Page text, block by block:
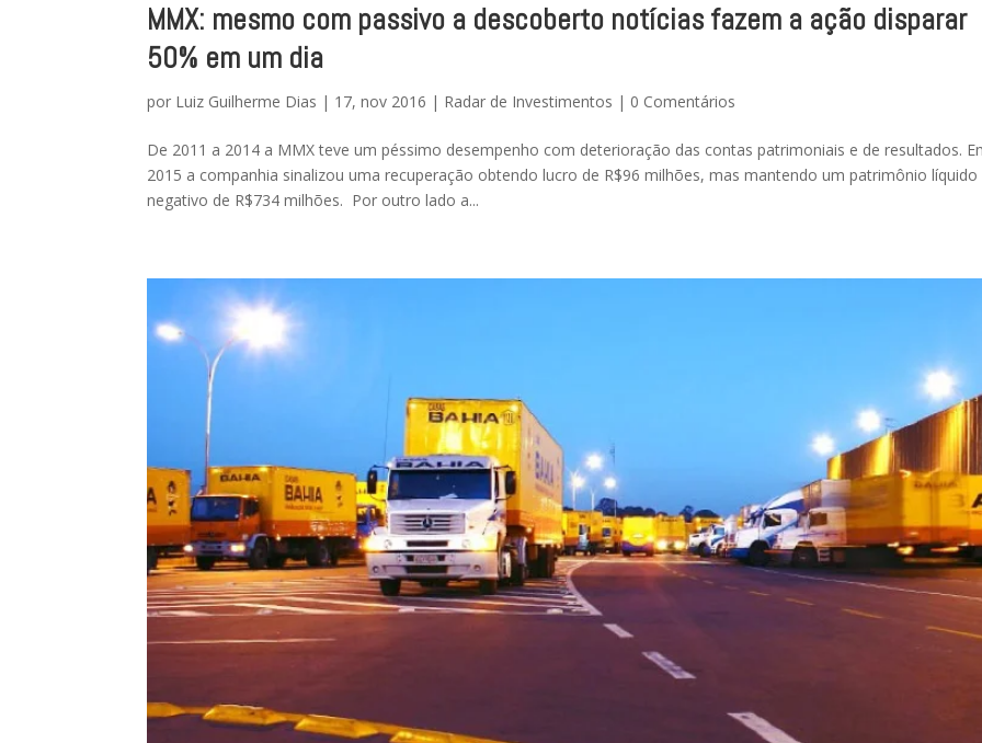
MMX: mesmo com passivo a descoberto notícias fazem a ação disparar
50% em um dia
por Luiz Guilherme Dias | 17, nov 2016 | Radar de Investimentos | 0 Comentários
De 2011 a 2014 a MMX teve um péssimo desempenho com deterioração das contas patrimoniais e de resultados.
2015 a companhia sinalizou uma recuperação obtendo lucro de R$96 milhões, mas mantendo um patrimônio líquido
negativo de R$734 milhões. Por outro lado a...